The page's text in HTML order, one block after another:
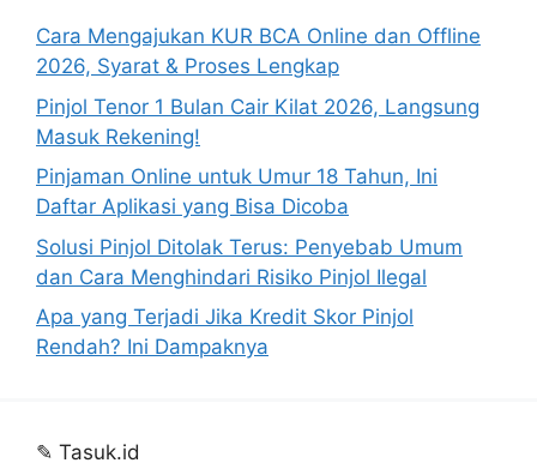
Cara Mengajukan KUR BCA Online dan Offline
2026, Syarat & Proses Lengkap
Pinjol Tenor 1 Bulan Cair Kilat 2026, Langsung
Masuk Rekening!
Pinjaman Online untuk Umur 18 Tahun, Ini
Daftar Aplikasi yang Bisa Dicoba
Solusi Pinjol Ditolak Terus: Penyebab Umum
dan Cara Menghindari Risiko Pinjol Ilegal
Apa yang Terjadi Jika Kredit Skor Pinjol
Rendah? Ini Dampaknya
✎ Tasuk.id